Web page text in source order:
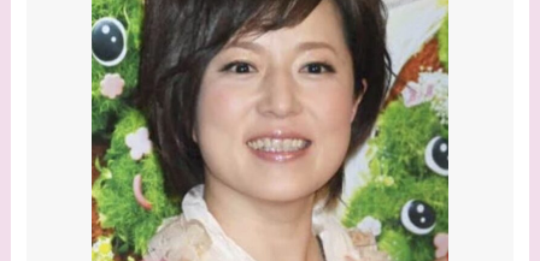
や現在の活動は？
【画像】平子理沙と似
てる有名人３選！ヒア
ルロン酸で顔が変わっ
た？村井克行との関係
は？